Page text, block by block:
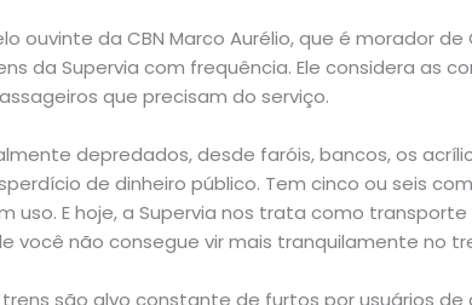
ouvinte da CBN Marco Aurélio, que é morador de
da Supervia com frequência. Ele considera as
que precisam do serviço.
depredados, desde faróis, bancos, os
de dinheiro público. Tem cinco ou seis
uso. E hoje, a Supervia nos trata como
você não consegue vir mais tranquilamente no
são alvo constante de furtos por usuários de